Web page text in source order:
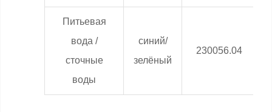
Питьевая
вода /
сточные
воды
синий/
зелёный
230056.04